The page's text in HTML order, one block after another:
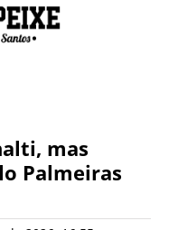
mas
Palmeiras